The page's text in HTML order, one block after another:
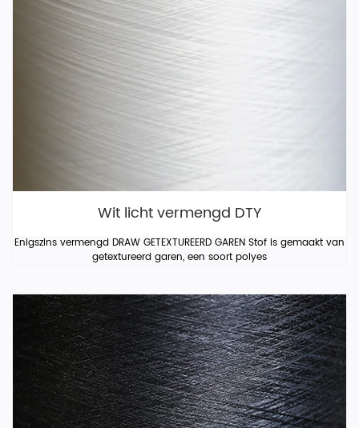
Wit licht vermengd DTY
Enigszins vermengd DRAW GETEXTUREERD GAREN Stof is gemaakt van
getextureerd garen, een soort polyes